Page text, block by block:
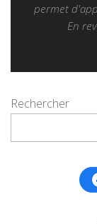
permet
En
Rechercher